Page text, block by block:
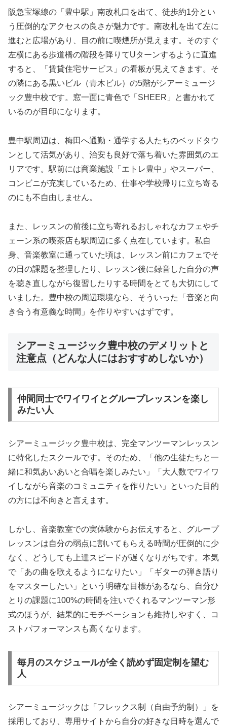
阪急宝塚線の「豊中駅」南改札口を出て、徒歩約1分とい
う圧倒的なアクセスの良さが魅力です。南改札を出て左に
進むと広場があり、目の前に喫煙所が見えます。そのすぐ
左横にある歩道橋の階段を降りてUターンするように直進
すると、「賃貸住宅サービス」の看板が見えてきます。そ
の隣にある黒いビル（青木ビル）の5階がシアーミュージ
ック豊中校です。窓一面に青色で「SHEER」と書かれて
いるのが目印になります。
豊中駅周辺は、梅田へ通勤・通学する人たちのベッドタウ
ンとして活気があり、治安も良好で落ち着いた雰囲気のエ
リアです。駅前には商業施設「エトレ豊中」やスーパー、
コンビニが充実しているため、仕事や学校帰りに立ち寄る
のにも不自由しません。
また、レッスンの前後に立ち寄れるおしゃれなカフェやチ
ェーン系の喫茶店も駅周辺に多く点在しています。私自
身、音楽教室に通っていた頃は、レッスン前にカフェでそ
の日の課題を整理したり、レッスン後に録音した自分の声
を聴き直しながら復習したりする時間をとても大切にして
いました。豊中校の周辺環境なら、そういった「音楽と向
き合う有意義な時間」を作りやすいはずです。
シアーミュージック豊中校のデメリットと
注意点（どんな人にはおすすめしないか）
仲間同士でワイワイとグループレッスンを楽し
みたい人
シアーミュージック豊中校は、完全マンツーマンレッスン
に特化したスクールです。そのため、「他の生徒たちと一
緒に和気あいあいと合唱を楽しみたい」「大人数でワイワ
イしながら音楽のコミュニティを作りたい」といった目的
の方には不向きと言えます。
しかし、音楽教室での実体験からお伝えすると、グループ
レッスンは自分の弱点に割いてもらえる時間が圧倒的に少
なく、どうしても上達スピードが遅くなりがちです。本気
で「あの曲を歌えるようになりたい」「ギターの弾き語り
をマスターしたい」という明確な目標があるなら、自分ひ
とりの課題に100%の時間を注いでくれるマンツーマン形
式のほうが、結果的にモチベーションも維持しやすく、コ
ストパフォーマンスも高くなります。
毎月のスケジュールが全く読めず固定制を望む
人
シアーミュージックは「フレックス制（自由予約制）」を
採用しており、専用サイトから自分の好きな日時を選んで